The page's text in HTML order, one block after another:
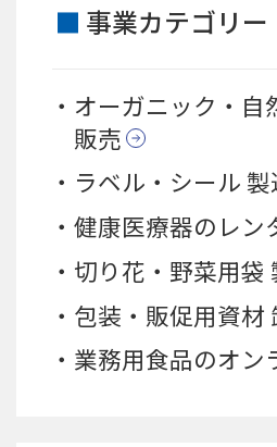
事業カテゴリー
オーガニック・自
販売
ラベル・シール
健康医療器のレン
切り花・野菜用袋
包装・販促用資材
業務用食品のオン